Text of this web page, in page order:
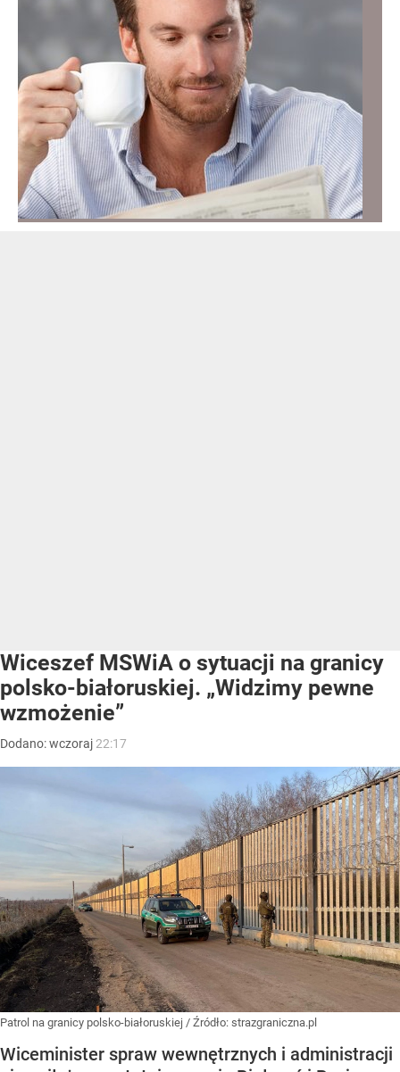
Wiceszef MSWiA o sytuacji na granicy
polsko-białoruskiej. „Widzimy pewne
wzmożenie”
Dodano:wczoraj 22:17
Patrol na granicy polsko-białoruskiej / Źródło: strazgraniczna.pl
Wiceminister spraw wewnętrznych i administracji